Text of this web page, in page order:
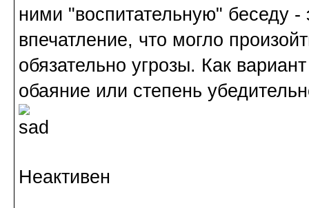
ними "воспитательную" беседу
впечатление, что могло
обязательно угрозы. Как
обаяние или степень
Неактивен